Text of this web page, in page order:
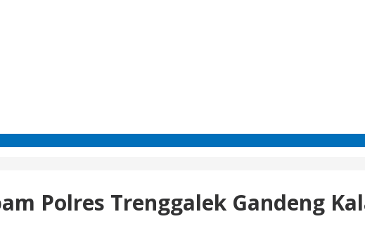
Polres Trenggalek Gandeng